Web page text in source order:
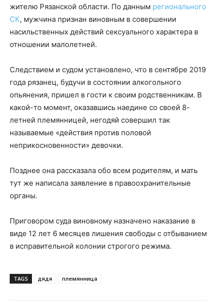
жителю Рязанской области. По данным регионального
СК, мужчина признан виновным в совершении
насильственных действий сексуального характера в
отношении малолетней.
Следствием и судом установлено, что в сентябре 2019
года рязанец, будучи в состоянии алкогольного
опьянения, пришел в гости к своим родственникам. В
какой-то момент, оказавшись наедине со своей 8-
летней племянницей, негодяй совершил так
называемые «действия против половой
неприкосновенности» девочки.
Позднее она рассказала обо всем родителям, и мать
тут же написала заявление в правоохранительные
органы.
Приговором суда виновному назначено наказание в
виде 12 лет 6 месяцев лишения свободы с отбыванием
в исправительной колонии строгого режима.
TAGS дядя племянница